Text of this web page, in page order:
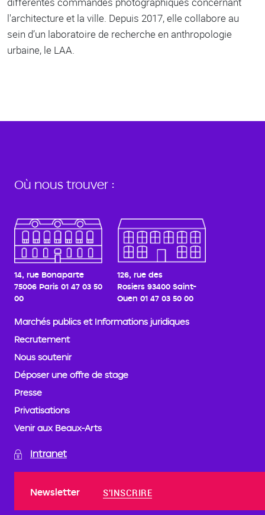
l'architecture et la ville. Depuis 2017, elle collabore au
sein d’un laboratoire de recherche en anthropologie
urbaine, le LAA.
Où nous trouver :
14, rue Bonaparte
75006 Paris 01 47 03 50
00
126, rue des
Rosiers 93400 Saint-
Ouen 01 47 03 50 00
Marchés publics et Informations juridiques
Recrutement
Nous soutenir
Déposer une offre de stage
Presse
Privatisations
Venir aux Beaux-Arts
Intranet
Newsletter S'INSCRIRE